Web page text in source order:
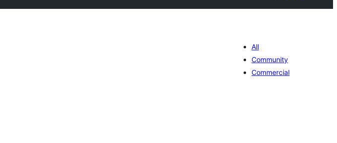
All
Community
Commercial